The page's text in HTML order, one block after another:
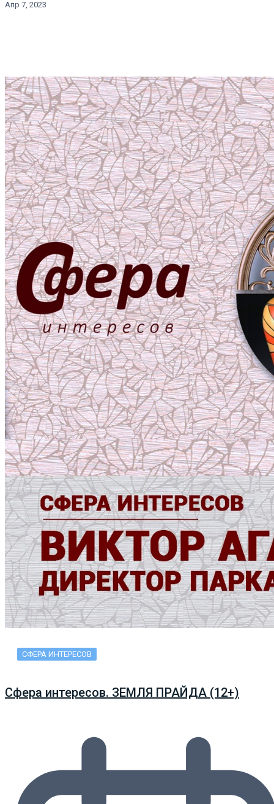
Апр 7, 2023
СФЕРА ИНТЕРЕСОВ
Сфера интересов. ЗЕМЛЯ ПРАЙДА (12+)